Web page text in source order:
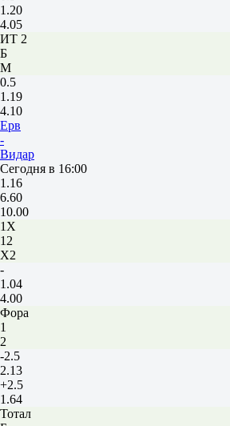
1.20
4.05
ИТ 2
Б
М
0.5
1.19
4.10
Ерв
-
Видар
Сегодня в 16:00
1.16
6.60
10.00
1X
12
X2
-
1.04
4.00
Фора
1
2
-2.5
2.13
+2.5
1.64
Тотал